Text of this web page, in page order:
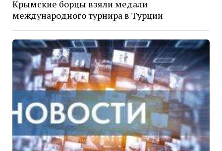
Крымские борцы взяли медали
международного турнира в Турции